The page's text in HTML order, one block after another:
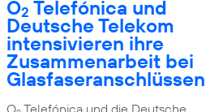
O2 Telefónica und
Deutsche Telekom
intensivieren ihre
Zusammenarbeit bei
Glasfaseranschlüssen
O Telefónica und die Deutsche